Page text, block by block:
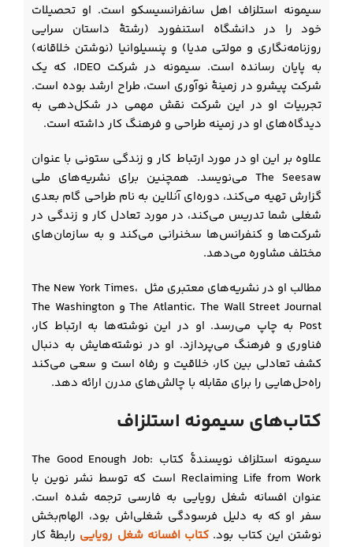
سیمونه استلزاف اهل سانفرانسیسکو است. او تحصیلات
خود را در دانشگاه استنفورد (رشتۀ داستان سرایی
روزنامه‌نگاری و مولتی مدیا) و پنسیلوانیا (نوشتن خلاقانه)
به پایان رسانده است. سیمونه در شرکت IDEO، که یک
شرکت پیشرو در زمینۀ نوآوری است، طراح ارشد بوده است.
تجربیات او در این شرکت نقش مهمی در شکل‌دهی به
دیدگاه‌های او در زمینه طراحی و فرهنگ کار داشته است.
علاوه بر این او در مورد ارتباط کار و زندگی ستونی با عنوان
The Seesaw می‌نویسد. همچنین برای نشریه‌های ملی
گزارش تهیه می‌کند، دوره‌ای آنلاین به نام طراحی گام بعدی
شغلی شما تدریس می‌کند، در مورد تعادل کار و زندگی در
شرکت‌ها و کنفرانس‌ها سخنرانی می‌کند و به سازمان‌های
مختلف مشاوره می‌دهد.
مطالب او در نشریه‌های معتبری مثل The New York Times،
The Atlantic، The Wall Street Journal و The Washington
Post به چاپ می‌رسد. او در این نوشته‌ها به ارتباط کار،
فناوری و فرهنگ می‌پردازد. او در نوشته‌هایش به دنبال
کشف تعادلی بین کار، خلاقیت و رفاه است و سعی می‌کند
راه‌حل‌هایی را برای مقابله با چالش‌های مدرن ارائه دهد.
کتاب‌های سیمونه استلزاف
سیمونه استلزاف نویسندۀ کتاب The Good Enough Job:
Reclaiming Life from Work است که توسط نشر نوین با
عنوان افسانه شغل رویایی به فارسی ترجمه شده است.
سفر او که به دلیل فرسودگی شغلی‌اش بود، الهام‌بخش
نوشتن این کتاب بود. کتاب افسانه شغل رویایی رابطۀ کار